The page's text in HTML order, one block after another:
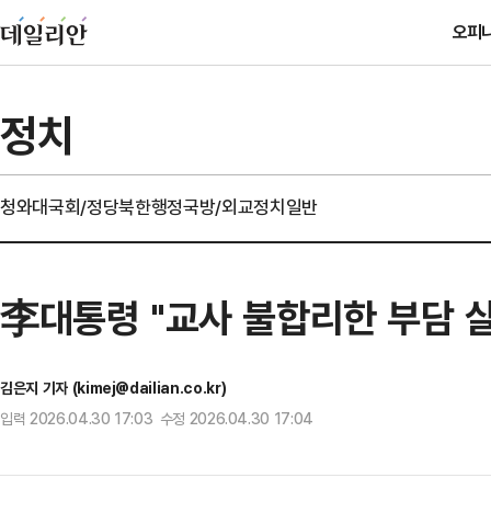
오피
정치
청와대국회/정당북한행정국방/외교정치일반
李대통령 "교사 불합리한 부담
김은지 기자 (kimej@dailian.co.kr)
입력 2026.04.30 17:03 수정 2026.04.30 17:04